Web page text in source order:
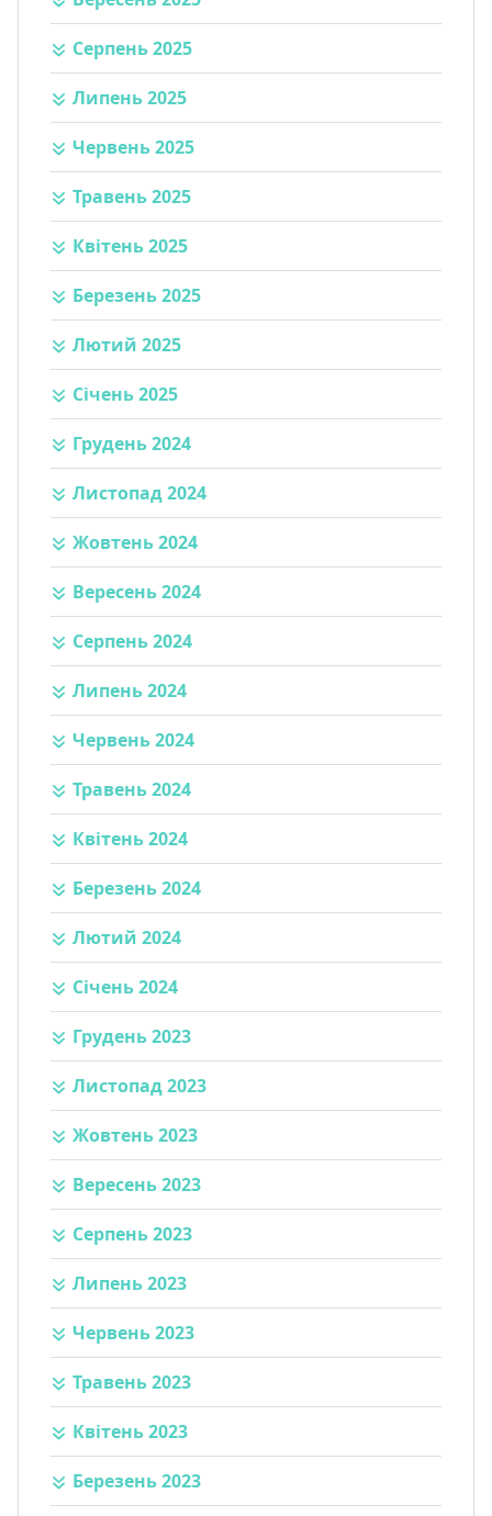
Серпень 2025
Липень 2025
Червень 2025
Травень 2025
Квітень 2025
Березень 2025
Лютий 2025
Січень 2025
Грудень 2024
Листопад 2024
Жовтень 2024
Вересень 2024
Серпень 2024
Липень 2024
Червень 2024
Травень 2024
Квітень 2024
Березень 2024
Лютий 2024
Січень 2024
Грудень 2023
Листопад 2023
Жовтень 2023
Вересень 2023
Серпень 2023
Липень 2023
Червень 2023
Травень 2023
Квітень 2023
Березень 2023